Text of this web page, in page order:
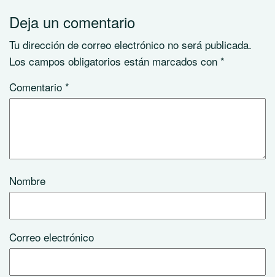
Deja un comentario
Tu dirección de correo electrónico no será publicada.
Los campos obligatorios están marcados con *
Comentario *
Nombre
Correo electrónico